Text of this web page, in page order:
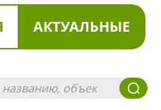
АКТУАЛЬНЫЕ